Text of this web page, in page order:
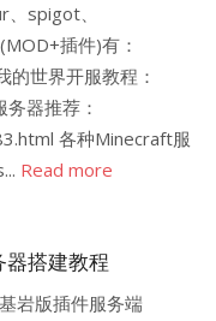
spigot、
插件)有：
世界开服教程：
器推荐：
各种Minecraft服
Read more
器搭建教程
岩版插件服务端